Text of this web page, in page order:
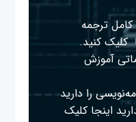
کامل ترجمه
کلیک کنید.
آموزش
را دارید
اینجا کلیک